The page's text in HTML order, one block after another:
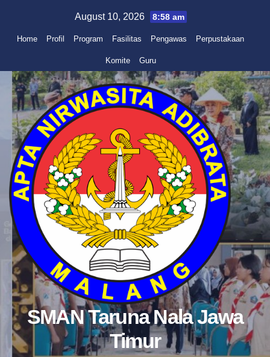
content
August 10, 2026 8:58 am
Home Profil Program Fasilitas Pengawas Perpustakaan
Komite Guru
SMAN Taruna Nala Jawa
Timur